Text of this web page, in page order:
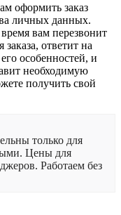
оформить заказ
личных данных.
вам перезвонит
ответит на
особенностей, и
необходимую
получить свой
только для
Цены для
Работаем без